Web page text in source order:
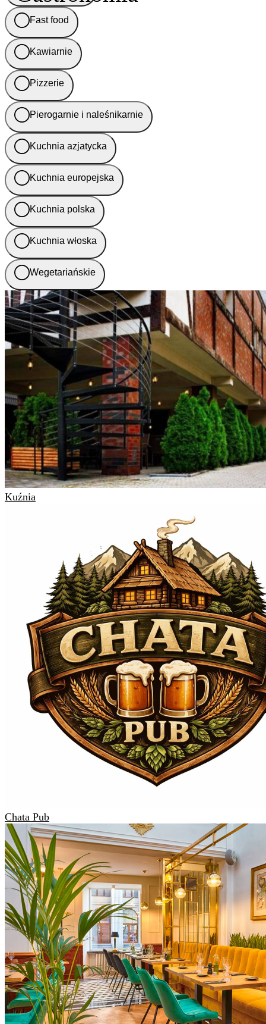
Fast food
Kawiarnie
Pizzerie
Pierogarnie i naleśnikarnie
Kuchnia azjatycka
Kuchnia europejska
Kuchnia polska
Kuchnia włoska
Wegetariańskie
Kuźnia
Chata Pub